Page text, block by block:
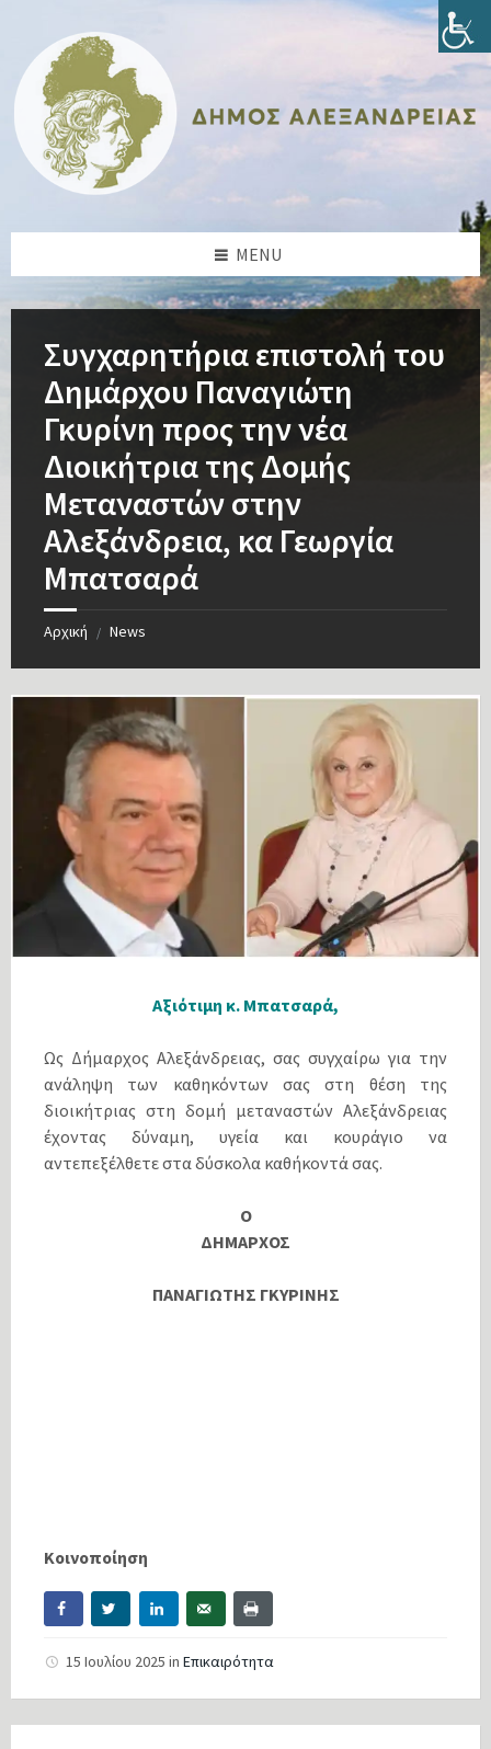
content
sidebar
sidebar
footer
MENU
Συγχαρητήρια επιστολή του
Δημάρχου Παναγιώτη
Γκυρίνη προς την νέα
Διοικήτρια της Δομής
Μεταναστών στην
Αλεξάνδρεια, κα Γεωργία
Μπατσαρά
Αρχική / News
Αξιότιμη κ. Μπατσαρά,
Ως Δήμαρχος Αλεξάνδρειας, σας συγχαίρω για την
ανάληψη των καθηκόντων σας στη θέση της
διοικήτριας στη δομή μεταναστών Αλεξάνδρειας
έχοντας δύναμη, υγεία και κουράγιο να
αντεπεξέλθετε στα δύσκολα καθήκοντά σας.
Ο
ΔΗΜΑΡΧΟΣ
ΠΑΝΑΓΙΩΤΗΣ ΓΚΥΡΙΝΗΣ
Κοινοποίηση
15 Ιουλίου 2025 in Επικαιρότητα